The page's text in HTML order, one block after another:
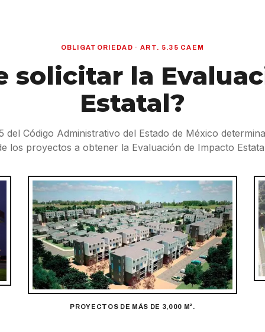
OBLIGATORIEDAD · ART. 5.35 CAEM
solicitar la
Estatal?
del Código Administrativo del Estado de México
los proyectos a obtener la Evaluación de Impacto
PROYECTOS DE MÁS DE 3,000 M².